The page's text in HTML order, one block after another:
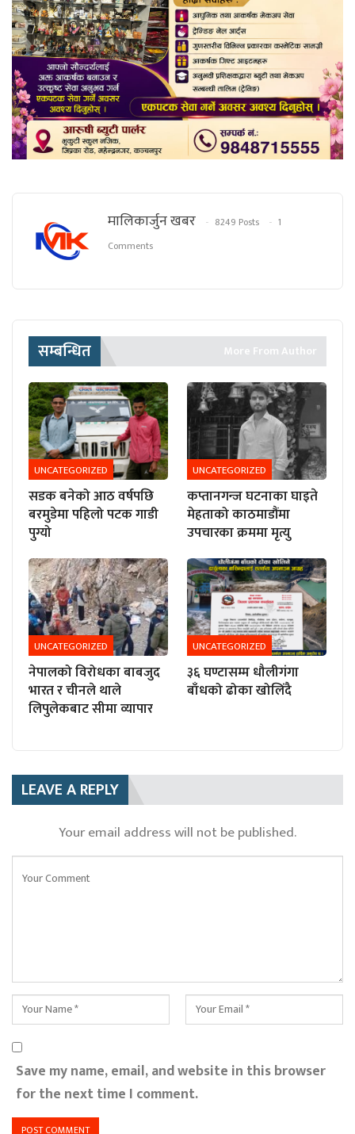
मालिकार्जुन खबर 8249 Posts
1
Comments
सम्बन्धित More From Author
UNCATEGORIZED
सडक बनेको आठ वर्षपछि
बरमुडेमा पहिलो पटक गाडी
पुग्यो
UNCATEGORIZED
कप्तानगन्ज घटनाका घाइते
मेहताको काठमाडौंमा
उपचारका क्रममा मृत्यु
UNCATEGORIZED
नेपालको विरोधका बाबजुद
भारत र चीनले थाले
लिपुलेकबाट सीमा व्यापार
UNCATEGORIZED
३६ घण्टासम्म धौलीगंगा
बाँधको ढोका खोलिंदै
LEAVE A REPLY
Your email address will not be published.
Save my name, email, and website in this browser
for the next time I comment.